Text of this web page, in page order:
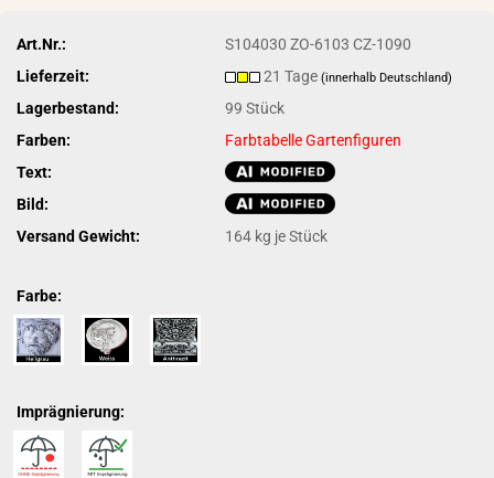
Art.Nr.:
S104030 ZO-6103 CZ-1090
Lieferzeit:
21 Tage(innerhalb Deutschland)
Lagerbestand: 99Stück
Farben:
Farbtabelle Gartenfiguren
Text:
Bild:
Versand Gewicht:
164 kg je Stück
Farbe:
Imprägnierung: